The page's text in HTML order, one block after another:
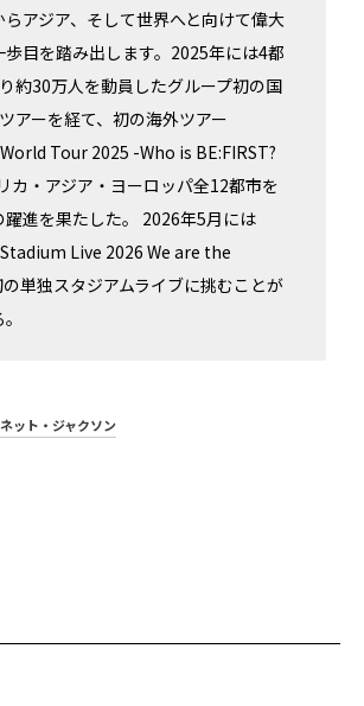
アジア、そして世界へと向けて偉大
歩目を踏み出します。2025年には4都
約30万人を動員したグループ初の国
アーを経て、初の海外ツアー
World Tour 2025 -Who is BE:FIRST?
カ・アジア・ヨーロッパ全12都市を
進を果たした。 2026年5月には
Stadium Live 2026 We are the
単独スタジアムライブに挑むことが
ット・ジャクソン